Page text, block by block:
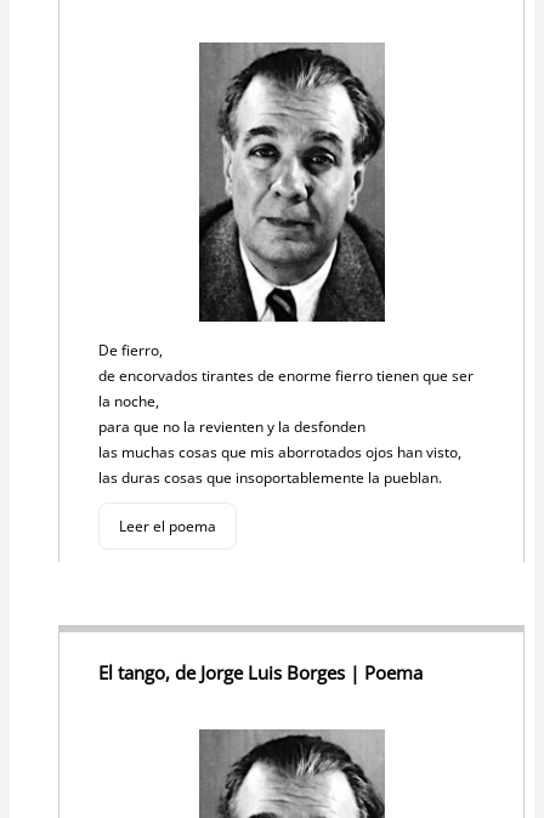
De fierro,
de encorvados tirantes de enorme fierro tienen que ser
la noche,
para que no la revienten y la desfonden
las muchas cosas que mis aborrotados ojos han visto,
las duras cosas que insoportablemente la pueblan.
Leer el poema
El tango, de Jorge Luis Borges | Poema